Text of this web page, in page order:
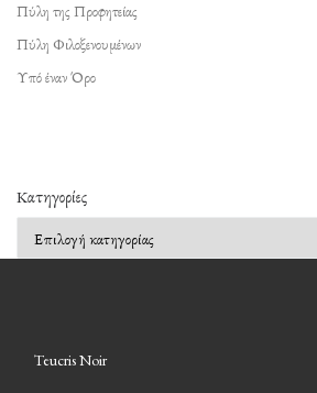
Πύλη της Προφητείας
Πύλη Φιλοξενουμένων
Υπό έναν Όρο
Kατηγορίες
Teucris Noir